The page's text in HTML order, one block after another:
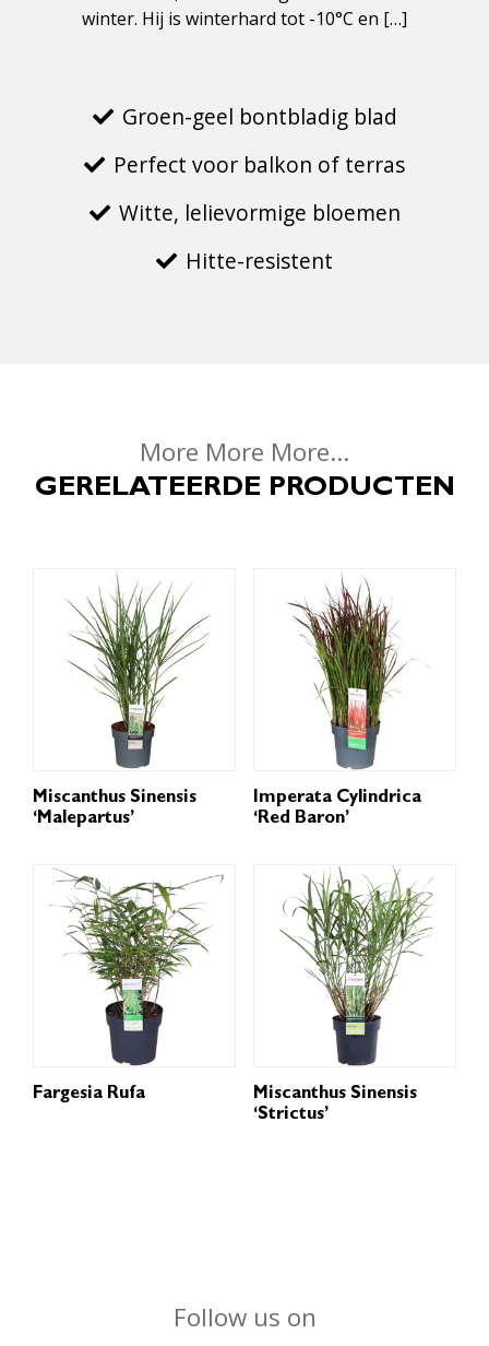
winter. Hij is winterhard tot -10°C en […]
Groen-geel bontbladig blad
Perfect voor balkon of terras
Witte, lelievormige bloemen
Hitte-resistent
More More More...
GERELATEERDE PRODUCTEN
Miscanthus Sinensis
‘Malepartus’
Imperata Cylindrica
‘Red Baron’
Fargesia Rufa
Miscanthus Sinensis
‘Strictus’
Follow us on